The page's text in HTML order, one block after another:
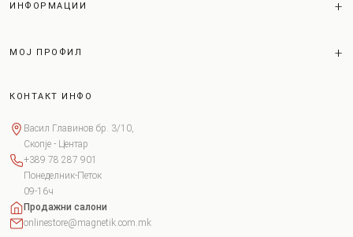
ИНФОРМАЦИИ
МОЈ ПРОФИЛ
КОНТАКТ ИНФО
Васил Главинов бр. 3/10,
Скопје - Центар
+389 78 287 901
Понеделник-Петок
09-16ч
Продажни салони
onlinestore@magnetik.com.mk